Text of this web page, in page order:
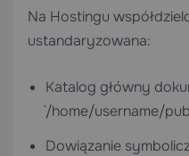
Na Hostingu
ustandaryzowana:
Katalog główny
`/home/username/
Dowiązanie